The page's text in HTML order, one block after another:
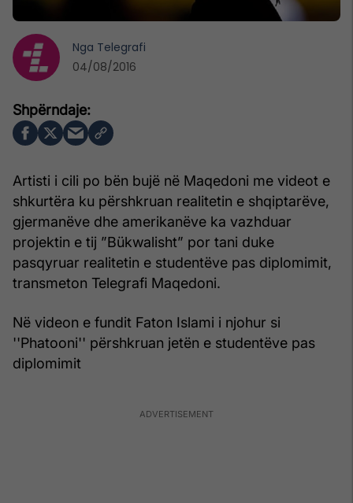
Artisti i cili po bën bujë në Maqedoni me videot e
shkurtëra ku përshkruan realitetin e shqiptarëve,
gjermanëve dhe amerikanëve ka vazhduar
projektin e tij ”Bükwalisht” por tani duke
pasqyruar realitetin e studentëve pas diplomimit,
transmeton Telegrafi Maqedoni.
Në videon e fundit Faton Islami i njohur si
''Phatooni'' përshkruan jetën e studentëve pas
diplomimit
Nga Telegrafi
04/08/2016